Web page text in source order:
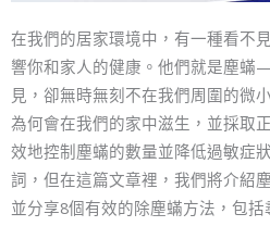
在我們的居家環境中，有一種看不
響你和家人的健康。他們就是塵
見，卻無時無刻不在我們周圍的微
為何會在我們的家中滋生，並採取
效地控制塵蟎的數量並降低過敏症
詞，但在這篇文章裡，我們將介紹
並分享8個有效的除塵蟎方法，包